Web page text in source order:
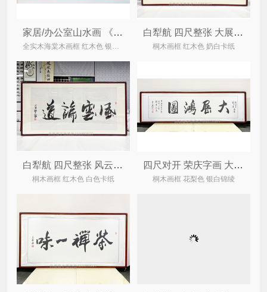
家居/办公室山水画 《清泉流香》 聚宝盆国画
全实木海棠木画框 红木色 银白锦绫
白犁航 四尺整张 大展鸿图 办公室家居书法
桐木画框 红木色 奶白卡纸
白犁航 四尺整张 风云论道 办公室家居书法
桐木画框 红木色 白色卡纸
四尺对开 荣庆字画 大展鸿图（已结缘可定制）
桐木画框 花梨色 银白锦绫